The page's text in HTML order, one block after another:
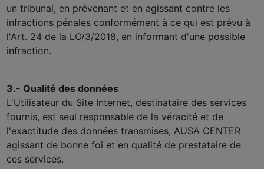
un tribunal, en prévenant et en agissant contre les
infractions pénales conformément à ce qui est prévu à
l'Art. 24 de la LO/3/2018, en informant d'une possible
infraction.
3.- Qualité des données
L'Utilisateur du Site Internet, destinataire des services
fournis, est seul responsable de la véracité et de
l'exactitude des données transmises, AUSA CENTER
agissant de bonne foi et en qualité de prestataire de
ces services.